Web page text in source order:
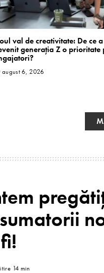
val de creativitate: De ce a
generația Z o prioritate
august 6, 2026
14 min